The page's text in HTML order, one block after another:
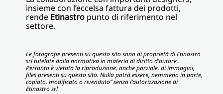
insieme con l’eccelsa fattura dei prodotti,
rende Etinastro punto di riferimento nel
settore.
Le fotografie presenti su questo sito sono di proprietà di Etinastro
srl tutelate dalla normativa in materia di diritto d’autore.
Pertanto è vietata la riproduzione, anche parziale, di immagini,
files presenti su questo sito. Nulla potrà essere, nemmeno in parte,
copiato, modificato o rivenduto” senza l’autorizzazione di
Etinastro srl